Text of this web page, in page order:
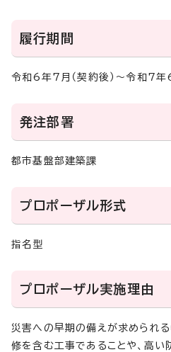
履行期間
令和6年7月（契約後）～令和7
発注部署
都市基盤部建築課
プロポーザル形式
指名型
プロポーザル実施理由
災害への早期の備えが求められ
修を含む工事であることや、高い